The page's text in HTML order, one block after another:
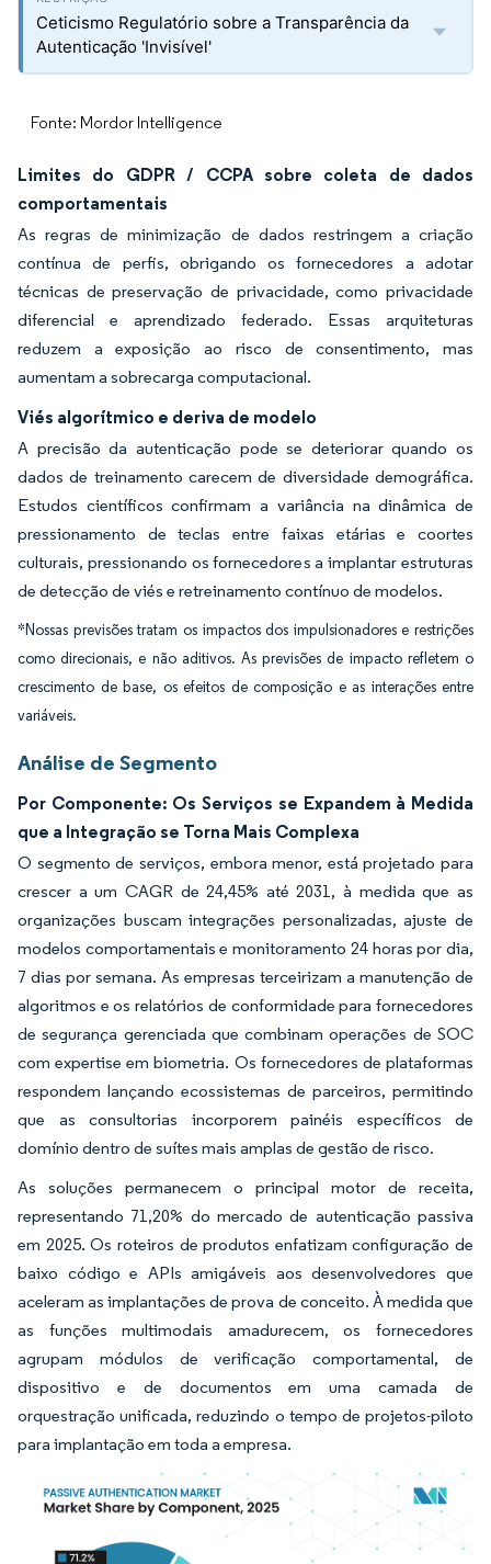
Ceticismo Regulatório sobre a Transparência da
Autenticação 'Invisível'
Fonte: Mordor Intelligence
Limites do GDPR / CCPA sobre coleta de dados
comportamentais
As regras de minimização de dados restringem a criação
contínua de perfis, obrigando os fornecedores a adotar
técnicas de preservação de privacidade, como privacidade
diferencial e aprendizado federado. Essas arquiteturas
reduzem a exposição ao risco de consentimento, mas
aumentam a sobrecarga computacional.
Viés algorítmico e deriva de modelo
A precisão da autenticação pode se deteriorar quando os
dados de treinamento carecem de diversidade demográfica.
Estudos científicos confirmam a variância na dinâmica de
pressionamento de teclas entre faixas etárias e coortes
culturais, pressionando os fornecedores a implantar estruturas
de detecção de viés e retreinamento contínuo de modelos.
*Nossas previsões tratam os impactos dos impulsionadores e restrições
como direcionais, e não aditivos. As previsões de impacto refletem o
crescimento de base, os efeitos de composição e as interações entre
variáveis.
Análise de Segmento
Por Componente: Os Serviços se Expandem à Medida
que a Integração se Torna Mais Complexa
O segmento de serviços, embora menor, está projetado para
crescer a um CAGR de 24,45% até 2031, à medida que as
organizações buscam integrações personalizadas, ajuste de
modelos comportamentais e monitoramento 24 horas por dia,
7 dias por semana. As empresas terceirizam a manutenção de
algoritmos e os relatórios de conformidade para fornecedores
de segurança gerenciada que combinam operações de SOC
com expertise em biometria. Os fornecedores de plataformas
respondem lançando ecossistemas de parceiros, permitindo
que as consultorias incorporem painéis específicos de
domínio dentro de suítes mais amplas de gestão de risco.
As soluções permanecem o principal motor de receita,
representando 71,20% do mercado de autenticação passiva
em 2025. Os roteiros de produtos enfatizam configuração de
baixo código e APIs amigáveis aos desenvolvedores que
aceleram as implantações de prova de conceito. À medida que
as funções multimodais amadurecem, os fornecedores
agrupam módulos de verificação comportamental, de
dispositivo e de documentos em uma camada de
orquestração unificada, reduzindo o tempo de projetos-piloto
para implantação em toda a empresa.